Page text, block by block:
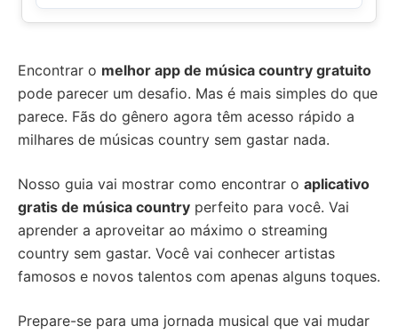
Encontrar o melhor app de música country gratuito
pode parecer um desafio. Mas é mais simples do que
parece. Fãs do gênero agora têm acesso rápido a
milhares de músicas country sem gastar nada.
Nosso guia vai mostrar como encontrar o aplicativo
gratis de música country perfeito para você. Vai
aprender a aproveitar ao máximo o streaming
country sem gastar. Você vai conhecer artistas
famosos e novos talentos com apenas alguns toques.
Prepare-se para uma jornada musical que vai mudar